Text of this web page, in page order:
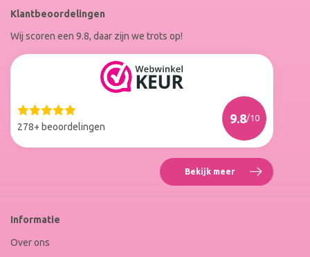
Facebook
op
Instagram
Klantbeoordelingen
Wij scoren een 9.8, daar zijn we trots op!
278+ beoordelingen
9.8/10
Web
Winkel
Bekijk meer Reviews
Roxenne
Informatie
Over ons